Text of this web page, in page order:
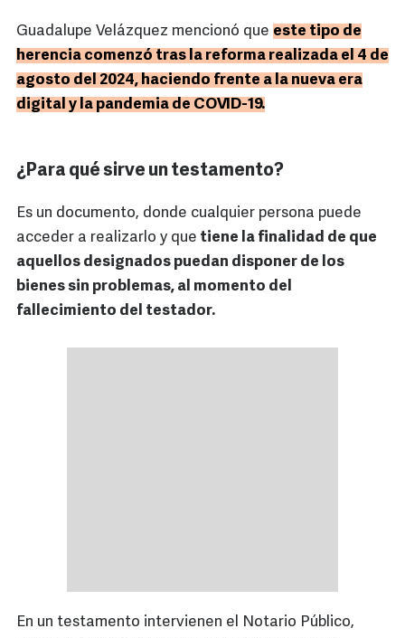
Guadalupe Velázquez mencionó que este tipo de
herencia comenzó tras la reforma realizada el 4 de
agosto del 2024, haciendo frente a la nueva era
digital y la pandemia de COVID-19.
¿Para qué sirve un testamento?
Es un documento, donde cualquier persona puede
acceder a realizarlo y que tiene la finalidad de que
aquellos designados puedan disponer de los
bienes sin problemas, al momento del
fallecimiento del testador.
En un testamento intervienen el Notario Público,